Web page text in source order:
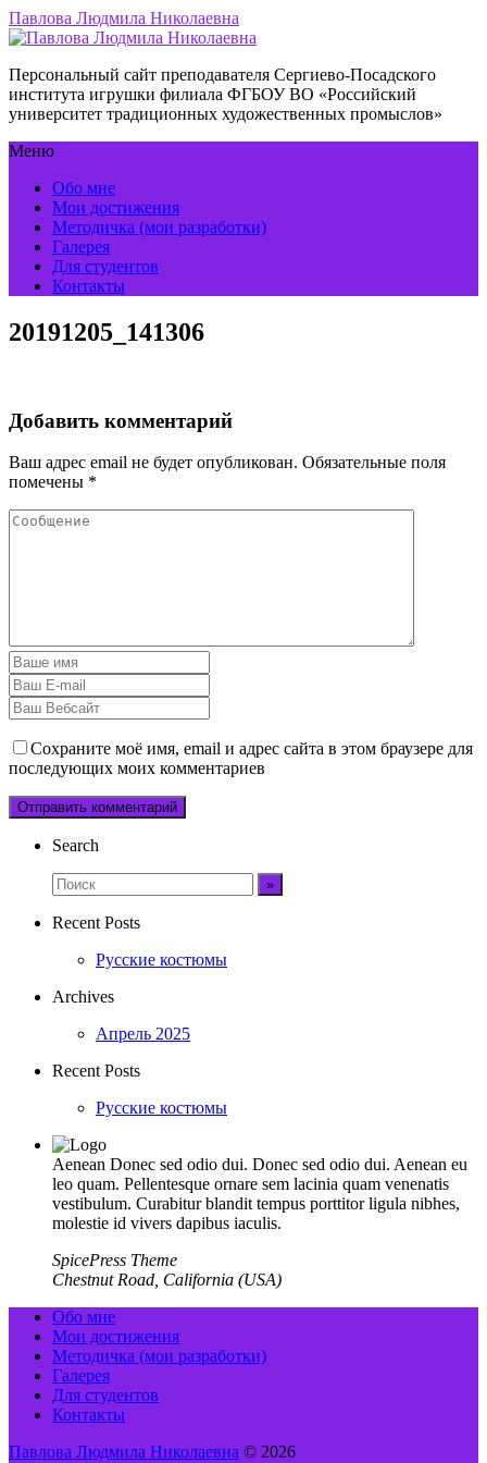
Павлова Людмила Николаевна
Персональный сайт преподавателя Сергиево-Посадского
института игрушки филиала ФГБОУ ВО «Российский
университет традиционных художественных промыслов»
Меню
Обо мне
Мои достижения
Методичка (мои разработки)
Галерея
Для студентов
Контакты
20191205_141306
Добавить комментарий
Ваш адрес email не будет опубликован. Обязательные поля
помечены *
Сохраните моё имя, email и адрес сайта в этом браузере для
последующих моих комментариев
Search
Recent Posts
Русские костюмы
Archives
Апрель 2025
Recent Posts
Русские костюмы
Aenean Donec sed odio dui. Donec sed odio dui. Aenean eu
leo quam. Pellentesque ornare sem lacinia quam venenatis
vestibulum. Curabitur blandit tempus porttitor ligula nibhes,
molestie id vivers dapibus iaculis.
SpicePress Theme
Chestnut Road, California (USA)
Обо мне
Мои достижения
Методичка (мои разработки)
Галерея
Для студентов
Контакты
Павлова Людмила Николаевна © 2026